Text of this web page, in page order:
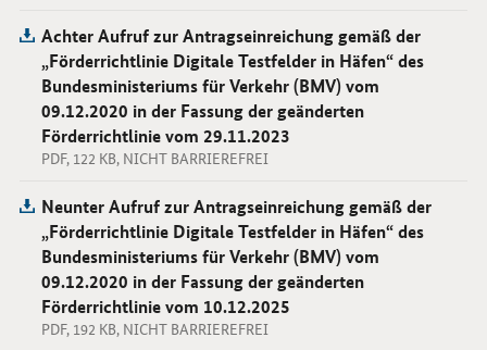
Achter Aufruf zur Antragseinreichung gemäß der
„Förderrichtlinie Digitale Testfelder in Häfen“ des
Bundesministeriums für Verkehr (BMV) vom
09.12.2020 in der Fassung der geänderten
Förderrichtlinie vom 29.11.2023
PDF, 122 KB, NICHT BARRIEREFREI
Neunter Aufruf zur Antragseinreichung gemäß der
„Förderrichtlinie Digitale Testfelder in Häfen“ des
Bundesministeriums für Verkehr (BMV) vom
09.12.2020 in der Fassung der geänderten
Förderrichtlinie vom 10.12.2025
PDF, 192 KB, NICHT BARRIEREFREI